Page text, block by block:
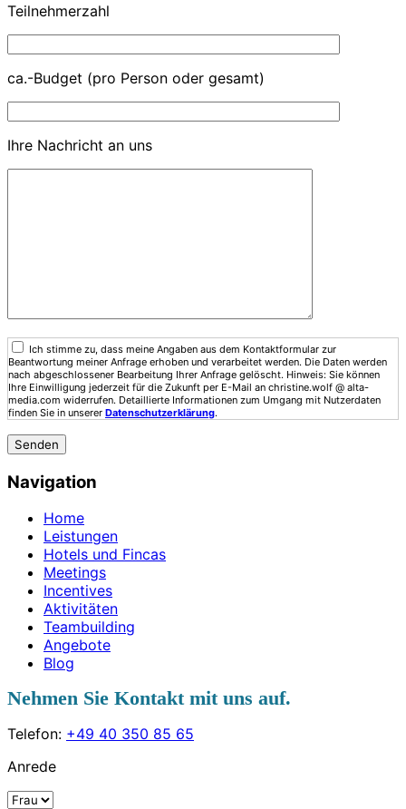
Teilnehmerzahl
ca.-Budget (pro Person oder gesamt)
Ihre Nachricht an uns
Ich stimme zu, dass meine Angaben aus dem Kontaktformular zur
Beantwortung meiner Anfrage erhoben und verarbeitet werden. Die Daten werden
nach abgeschlossener Bearbeitung Ihrer Anfrage gelöscht. Hinweis: Sie können
Ihre Einwilligung jederzeit für die Zukunft per E-Mail an christine.wolf @ alta-
media.com widerrufen. Detaillierte Informationen zum Umgang mit Nutzerdaten
finden Sie in unserer Datenschutzerklärung.
Navigation
Home
Leistungen
Hotels und Fincas
Meetings
Incentives
Aktivitäten
Teambuilding
Angebote
Blog
Nehmen Sie Kontakt mit uns auf.
Telefon: +49 40 350 85 65
Anrede